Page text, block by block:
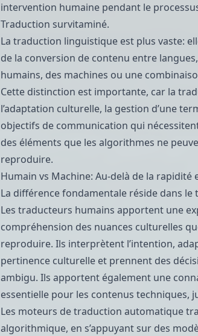
intervention humaine pendant le
Traduction survitaminé.
La traduction linguistique est plus vaste:
de la conversion de contenu entre langues
humains, des machines ou une
Cette distinction est importante, car la
l’adaptation culturelle, la gestion d’une
objectifs de communication qui
des éléments que les algorithmes ne
reproduire.
Humain vs Machine: Au-delà de la rapidité
La différence fondamentale réside dans le
Les traducteurs humains apportent une
compréhension des nuances culturelles
reproduire. Ils interprètent l’intention,
pertinence culturelle et prennent des
ambigu. Ils apportent également une
essentielle pour les contenus techniques,
Les moteurs de traduction automatique
algorithmique, en s’appuyant sur des